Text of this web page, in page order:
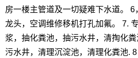
房一楼主管道及一切疑难下水道。
龙头，空调维修移机打孔加氟。 7.
浆，抽化粪池，抽污水井，清掏化
污水井，清理沉淀池，清理化粪池. 8